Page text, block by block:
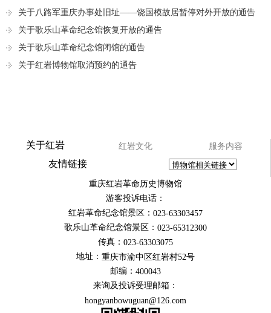
关于八路军重庆办事处旧址——饶国模故居暂停对外开放的通告
关于歌乐山革命纪念馆恢复开放的通告
关于歌乐山革命纪念馆闭馆的通告
关于红岩博物馆取消预约的通告
关于红岩 红岩文化 服务内容
友情链接
重庆红岩革命历史博物馆
游客投诉电话：
红岩革命纪念馆景区： 023-63303457
歌乐山革命纪念馆景区： 023-65312300
传真： 023-63303075
地址： 重庆市渝中区红岩村52号
邮编： 400043
来询及投诉受理邮箱：
hongyanbowuguan@126.com